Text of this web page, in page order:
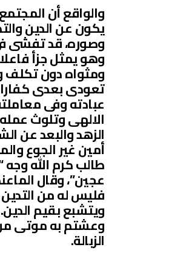
والواقع أن
يكون عن الدين
وصوره، قد تفشى
وهو يمثل جزأ
ومثواه دون تكلف
تعودى بعدى كفارا
عبادته وفى
الالهى وتلوث
الزهد والبعد عن
أمين غير الجوع
طالب كرم الله وجه
عجين”، وقال
فليس له من
ويتشبع بقيم
وعشتم به موتى
الزبالة.